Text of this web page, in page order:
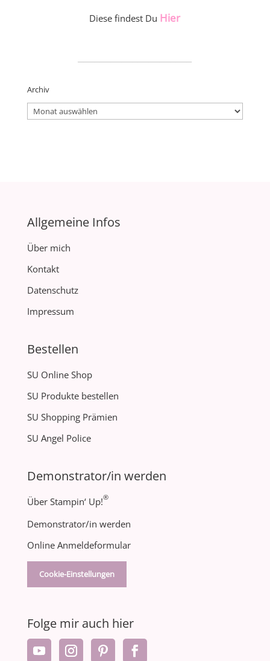
Diese findest Du Hier
Archiv
Archiv
Allgemeine Infos
Über mich
Kontakt
Datenschutz
Impressum
Bestellen
SU Online Shop
SU Produkte bestellen
SU Shopping Prämien
SU Angel Police
Demonstrator/in werden
Über Stampin‘ Up!®
Demonstrator/in werden
Online Anmeldeformular
Cookie-Einstellungen
Folge mir auch hier